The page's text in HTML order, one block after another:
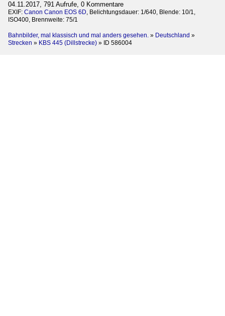
04.11.2017, 791 Aufrufe, 0 Kommentare
EXIF: Canon Canon EOS 6D, Belichtungsdauer: 1/640, Blende: 10/1,
ISO400, Brennweite: 75/1
Bahnbilder, mal klassisch und mal anders gesehen. » Deutschland »
Strecken » KBS 445 (Dillstrecke) » ID 586004